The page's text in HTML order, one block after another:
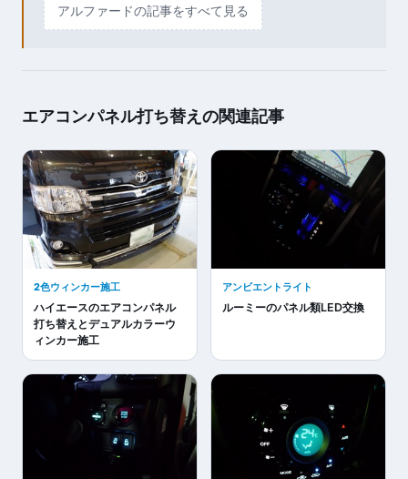
アルファードの記事をすべて見る
エアコンパネル打ち替えの関連記事
2色ウィンカー施工
ハイエースのエアコンパネル
打ち替えとデュアルカラーウ
ィンカー施工
アンビエントライト
ルーミーのパネル類LED交換